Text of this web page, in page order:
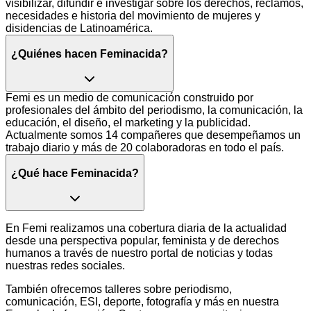
visibilizar, difundir e investigar sobre los derechos, reclamos,
necesidades e historia del movimiento de mujeres y
disidencias de Latinoamérica.
¿Quiénes hacen Feminacida?
Femi es un medio de comunicación construido por
profesionales del ámbito del periodismo, la comunicación, la
educación, el diseño, el marketing y la publicidad.
Actualmente somos 14 compañeres que desempeñamos un
trabajo diario y más de 20 colaboradoras en todo el país.
¿Qué hace Feminacida?
En Femi realizamos una cobertura diaria de la actualidad
desde una perspectiva popular, feminista y de derechos
humanos a través de nuestro portal de noticias y todas
nuestras redes sociales.
También ofrecemos talleres sobre periodismo,
comunicación, ESI, deporte, fotografía y más en nuestra